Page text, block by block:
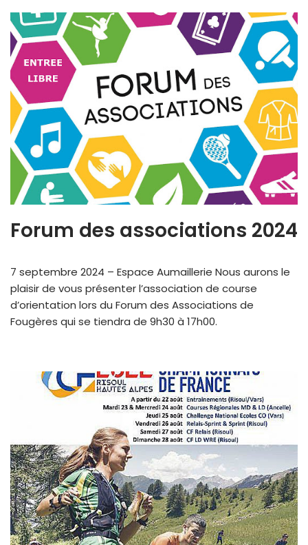
Forum des associations 2024
7 septembre 2024 – Espace Aumaillerie Nous aurons le
plaisir de vous présenter l’association de course
d’orientation lors du Forum des Associations de
Fougères qui se tiendra de 9h30 à 17h00.